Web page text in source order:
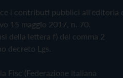
i contributi pubblici all'editoria
15 maggio 2017, n. 70.
della lettera f) del comma 2
decreto Lgs.
Fisc (Federazione Italiana